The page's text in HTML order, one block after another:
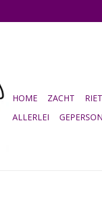
HOME ZACHT
ALLERLEI